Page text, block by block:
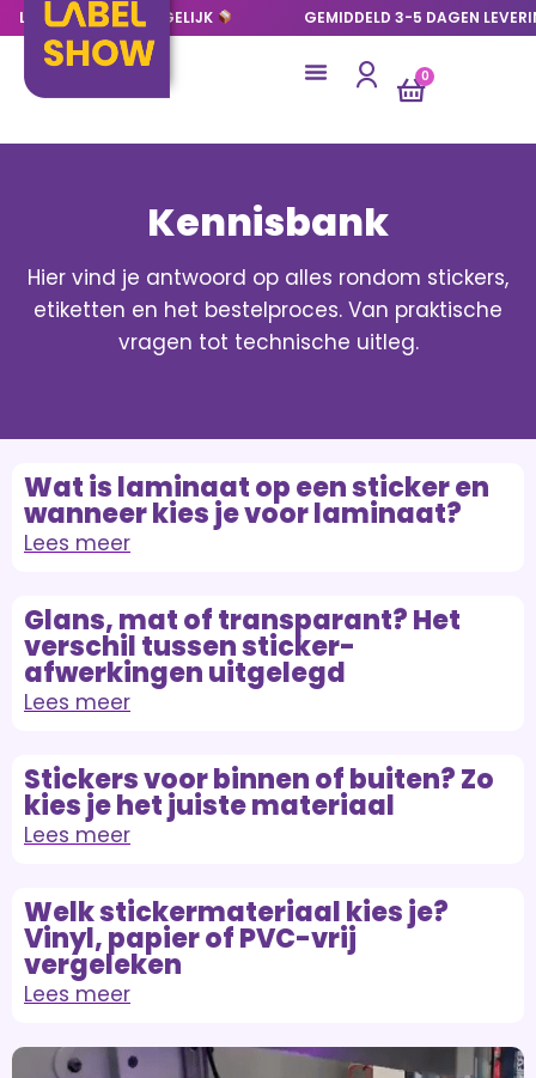
LAGE OPLAGES MOGELIJK GEMIDDELD 3-5 DAGEN
0
Kennisbank
Hier vind je antwoord op alles rondom stickers,
etiketten en het bestelproces. Van praktische
vragen tot technische uitleg.
Wat is laminaat op een sticker en
wanneer kies je voor laminaat?
Lees meer
Glans, mat of transparant? Het
verschil tussen sticker-
afwerkingen uitgelegd
Lees meer
Stickers voor binnen of buiten? Zo
kies je het juiste materiaal
Lees meer
Welk stickermateriaal kies je?
Vinyl, papier of PVC-vrij
vergeleken
Lees meer